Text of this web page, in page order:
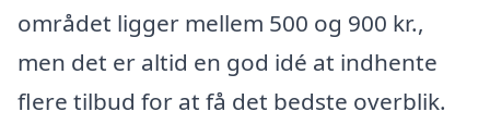
området ligger mellem 500 og 900 kr.,
men det er altid en god idé at indhente
flere tilbud for at få det bedste overblik.